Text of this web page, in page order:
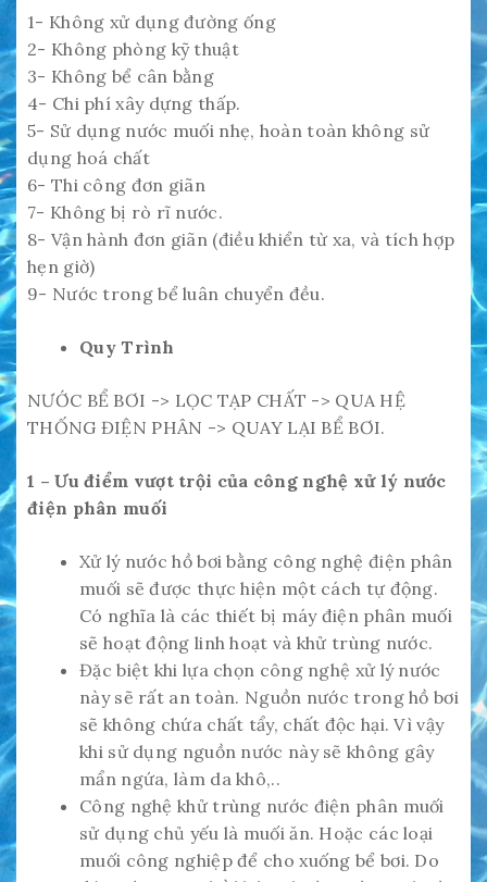
1- Không xử dụng đường ống
2- Không phòng kỹ thuật
3- Không bể cân bằng
4- Chi phí xây dựng thấp.
5- Sử dụng nước muối nhẹ, hoàn toàn không sử
dụng hoá chất
6- Thi công đơn giãn
7- Không bị rò rĩ nước.
8- Vận hành đơn giãn (điều khiển từ xa, và tích hợp
hẹn giờ)
9- Nước trong bể luân chuyển đều.
Quy Trình
NƯỚC BỂ BƠI -> LỌC TẠP CHẤT -> QUA HỆ
THỐNG ĐIỆN PHÂN -> QUAY LẠI BỂ BƠI.
1 – Ưu điểm vượt trội của công nghệ xử lý nước
điện phân muối
Xử lý nước hồ bơi bằng công nghệ điện phân
muối sẽ được thực hiện một cách tự động.
Có nghĩa là các thiết bị máy điện phân muối
sẽ hoạt động linh hoạt và khử trùng nước.
Đặc biệt khi lựa chọn công nghệ xử lý nước
này sẽ rất an toàn. Nguồn nước trong hồ bơi
sẽ không chứa chất tẩy, chất độc hại. Vì vậy
khi sử dụng nguồn nước này sẽ không gây
mẩn ngứa, làm da khô,..
Công nghệ khử trùng nước điện phân muối
sử dụng chủ yếu là muối ăn. Hoặc các loại
muối công nghiệp để cho xuống bể bơi. Do